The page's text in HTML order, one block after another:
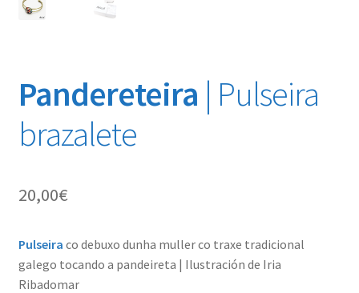
Pandereteira | Pulseira
brazalete
20,00€
Pulseira co debuxo dunha muller co traxe tradicional
galego tocando a pandeireta | Ilustración de Iria
Ribadomar